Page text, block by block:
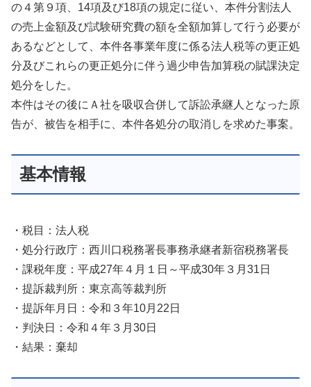
の４第９項、14項及び18項の規定に従い、本件分割法人
の売上金額及び試験研究費の額を全額加算して行う必要が
あるなどとして、本件各事業年度に係る法人税等の更正処
分及びこれらの更正処分に伴う過少申告加算税の賦課決定
処分をした。
本件はその後にＡ社を吸収合併して訴訟承継人となった原
告が、被告を相手に、本件各処分の取消しを求めた事案。
基本情報
・税目：法人税
・処分行政庁：西川口税務署長事務承継者新宿税務署長
・課税年度：平成27年４月１日～平成30年３月31日
・提訴裁判所：東京高等裁判所
・提訴年月日：令和３年10月22日
・判決日：令和４年３月30日
・結果：棄却